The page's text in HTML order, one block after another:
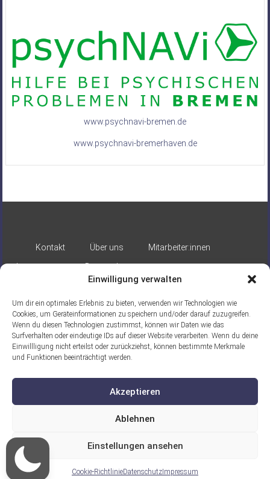
Einwilligung verwalten
Um dir ein optimales Erlebnis zu bieten, verwenden wir Technologien wie
Cookies, um Geräteinformationen zu speichern und/oder darauf zuzugreifen.
Wenn du diesen Technologien zustimmst, können wir Daten wie das
Surfverhalten oder eindeutige IDs auf dieser Website verarbeiten. Wenn du deine
Einwillligung nicht erteilst oder zurückziehst, können bestimmte Merkmale
und Funktionen beeinträchtigt werden.
Akzeptieren
Ablehnen
Einstellungen ansehen
Cookie-RichtlinieDatenschutz Impressum
www.psychnavi-bremen.de
www.psychnavi-bremerhaven.de
Kontakt Über uns
Mitarbeiter:innen
Impressum
Datenschutz
Gefördert durch:
Ein Projekt der ASB Seelische Gesundheit
gGmbH